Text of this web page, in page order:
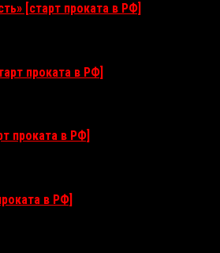
[старт проката в РФ]
проката в РФ]
проката в РФ]
в РФ]